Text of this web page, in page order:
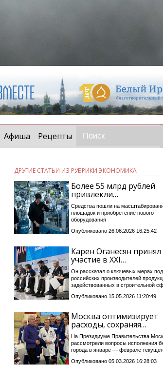
Афиша Рецепты
ДРУГИЕ СТАТЬИ ИЗ РУБРИКИ ЭКОНОМИКА
Более 55 млрд рублей
привлекли…
Средства пошли на
площадок и приобретение нового
оборудования
Опубликовано 26.06.2026 16:25:42
Карен Оганесян принял
участие в XXI…
Он рассказал о ключевых мерах
российских производителей
задействованных в строительной
Опубликовано 15.05.2026 11:20:49
Москва оптимизирует
расходы, сохраняя…
На Президиуме Правительства
рассмотрели вопросы исполнения
города в январе — феврале
Опубликовано 05.03.2026 16:28:03